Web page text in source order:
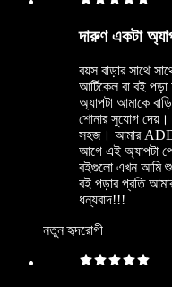
দারুণ একটা
বয়স বাড়ার সাথে
আর্টিকেল বা বই
অ্যাপটা আমাকে
শোনার সুযোগ
সহজ। আমার ADD
আগে এই অ্যাপটা
বইগুলো এখন আমি
বই পড়ার প্রতি
ধন্যবাদ!!!
নতুন হৃদরোগী